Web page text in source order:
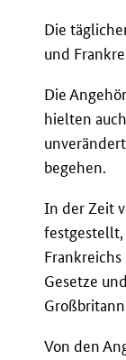
Die
und
Die
hielten
begehen.
In der Zeit
festgestellt,
Gesetze
Von den